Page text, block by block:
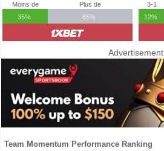
Moins de
35%
Plus de
65%
3-1
12%
Advertisement
Team Momentum Performance Ranking